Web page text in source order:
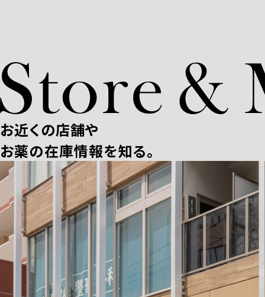
お近くの店舗や
お薬の在庫情報を知る。